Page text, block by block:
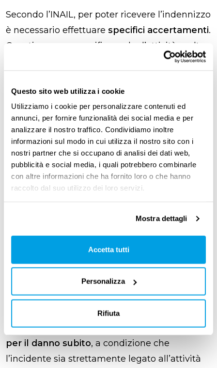
Questo sito web utilizza i cookie
Utilizziamo i cookie per personalizzare contenuti ed
annunci, per fornire funzionalità dei social media e per
analizzare il nostro traffico. Condividiamo inoltre
informazioni sul modo in cui utilizza il nostro sito con i
nostri partner che si occupano di analisi dei dati web,
pubblicità e social media, i quali potrebbero combinarle
con altre informazioni che ha fornito loro o che hanno
raccolto dal suo utilizzo dei loro servizi.
Mostra dettagli
Accetta tutti
Personalizza
Rifiuta
Secondo l’INAIL, per poter ricevere l’indennizzo
è necessario effettuare specifici accertamenti.
Questi servono a verificare che l’attività svolta
al momento dell’infortunio sia strettamente
e funzionale alla prestazione, anche se svolta
al di fuori dell’azienda.
Questo approccio mira a garantire che, anche
lavorando in modalità agile, tu possa essere
protetto in caso di incidenti strettamente
legati alla tua attività.
Infortunio in smart working
le tutele
Se durante losmart workingsubisci un
infortunio mentre svolgi le tue mansioni, hai il
diritto di assentarti dal lavoro fino alla
completa guarigione. Inoltre, la normativa
prevede il tuo diritto a ricevere ilrisarcimento
per il danno subito, a condizione che
l’incidente sia strettamente legato all’attività